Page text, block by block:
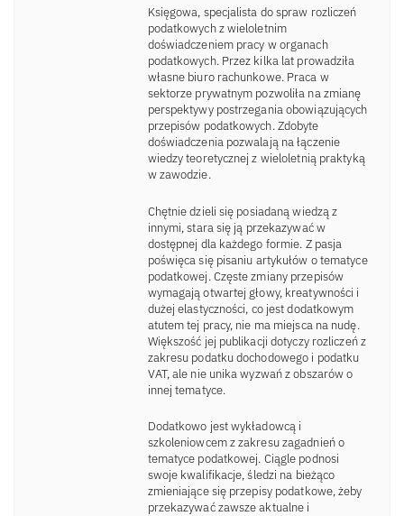
Księgowa, specjalista do spraw rozliczeń
podatkowych z wieloletnim
doświadczeniem pracy w organach
podatkowych. Przez kilka lat prowadziła
własne biuro rachunkowe. Praca w
sektorze prywatnym pozwoliła na zmianę
perspektywy postrzegania obowiązujących
przepisów podatkowych. Zdobyte
doświadczenia pozwalają na łączenie
wiedzy teoretycznej z wieloletnią praktyką
w zawodzie.
Chętnie dzieli się posiadaną wiedzą z
innymi, stara się ją przekazywać w
dostępnej dla każdego formie. Z pasja
poświęca się pisaniu artykułów o tematyce
podatkowej. Częste zmiany przepisów
wymagają otwartej głowy, kreatywności i
dużej elastyczności, co jest dodatkowym
atutem tej pracy, nie ma miejsca na nudę.
Większość jej publikacji dotyczy rozliczeń z
zakresu podatku dochodowego i podatku
VAT, ale nie unika wyzwań z obszarów o
innej tematyce.
Dodatkowo jest wykładowcą i
szkoleniowcem z zakresu zagadnień o
tematyce podatkowej. Ciągle podnosi
swoje kwalifikacje, śledzi na bieżąco
zmieniające się przepisy podatkowe, żeby
przekazywać zawsze aktualne i